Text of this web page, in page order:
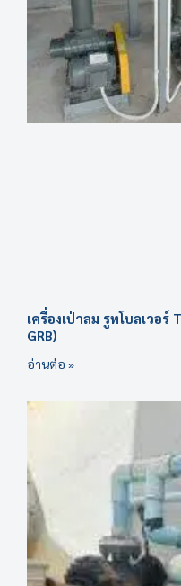
เครื่องเป่าลม รูทโบลเวอ
GRB)
อ่านต่อ »